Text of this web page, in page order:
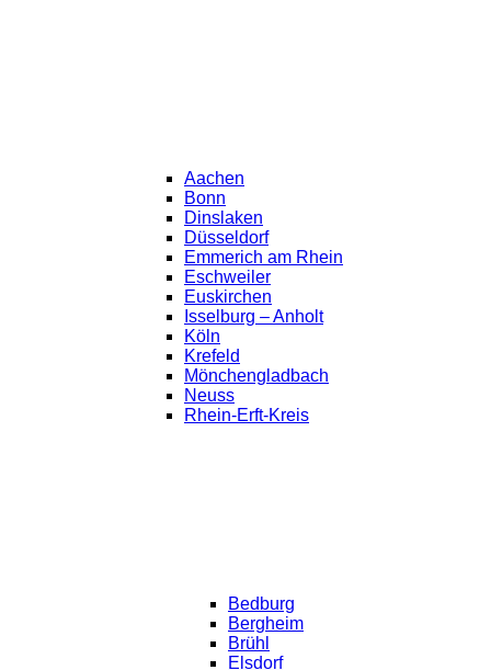
Aachen
Bonn
Dinslaken
Düsseldorf
Emmerich am Rhein
Eschweiler
Euskirchen
Isselburg – Anholt
Köln
Krefeld
Mönchengladbach
Neuss
Rhein-Erft-Kreis
Bedburg
Bergheim
Brühl
Elsdorf